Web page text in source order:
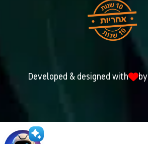
Developed & designed with by